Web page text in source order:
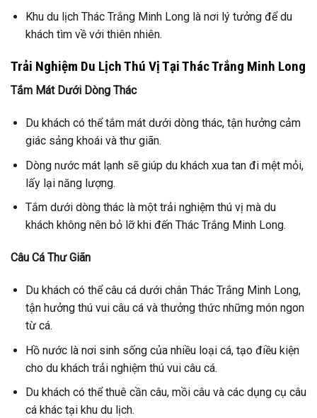
Khu du lịch Thác Trắng Minh Long là nơi lý tưởng để du
khách tìm về với thiên nhiên.
Trải Nghiệm Du Lịch Thú Vị Tại Thác Trắng Minh Long
Tắm Mát Dưới Dòng Thác
Du khách có thể tắm mát dưới dòng thác, tận hưởng cảm
giác sảng khoái và thư giãn.
Dòng nước mát lạnh sẽ giúp du khách xua tan đi mệt mỏi,
lấy lại năng lượng.
Tắm dưới dòng thác là một trải nghiệm thú vị mà du
khách không nên bỏ lỡ khi đến Thác Trắng Minh Long.
Câu Cá Thư Giãn
Du khách có thể câu cá dưới chân Thác Trắng Minh Long,
tận hưởng thú vui câu cá và thưởng thức những món ngon
từ cá.
Hồ nước là nơi sinh sống của nhiều loại cá, tạo điều kiện
cho du khách trải nghiệm thú vui câu cá.
Du khách có thể thuê cần câu, mồi câu và các dụng cụ câu
cá khác tại khu du lịch.